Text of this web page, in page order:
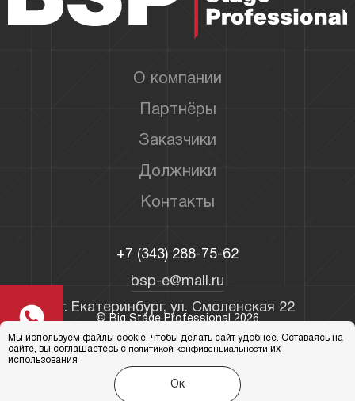
© Big Stage Professional 2026
Политика конфиденциальности
О компании
Партнёры
Заказчики
Должники
Контакты
+7 (343) 288-75-62
bsp-e@mail.ru
г. Екатеринбург, ул. Смоленская 22
Мы используем файлы cookie, чтобы делать сайт удобнее. Оставаясь на
сайте, вы соглашаетесь с политикой конфиденциальности их
использования
Ок